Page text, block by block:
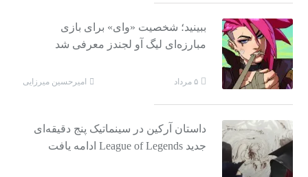
ببینید؛ شخصیت «وای» برای بازی
مبارزه‌ای لیگ آو لجندز معرفی شد
۵ مرداد امیرحسین میرزایی
داستان آرکین در سینماتیک پنج دقیقه‌ای
جدید League of Legends ادامه یافت